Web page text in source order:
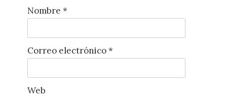
Nombre *
Correo electrónico*
Web